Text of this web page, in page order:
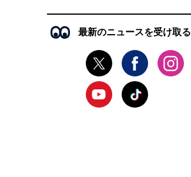
最新のニュースを受け取る